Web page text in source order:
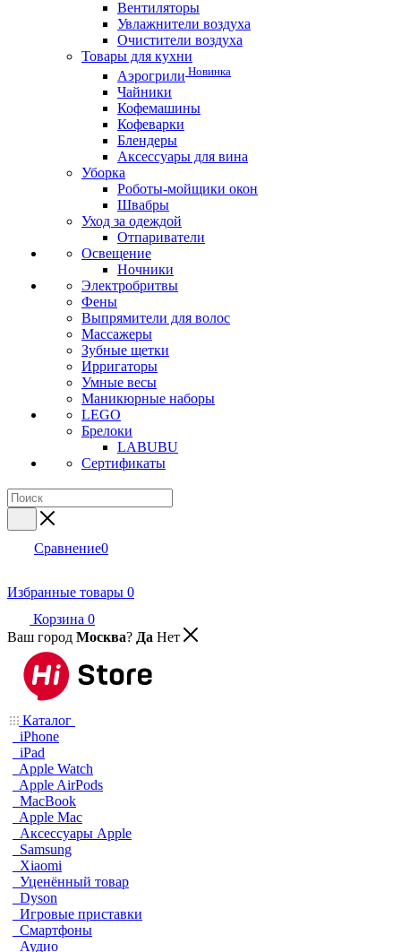
Вентиляторы
Увлажнители воздуха
Очистители воздуха
Товары для кухни
Аэрогрили Новинка
Чайники
Кофемашины
Кофеварки
Блендеры
Аксессуары для вина
Уборка
Роботы-мойщики окон
Швабры
Уход за одеждой
Отпариватели
Освещение
Ночники
Электробритвы
Фены
Выпрямители для волос
Массажеры
Зубные щетки
Ирригаторы
Умные весы
Маникюрные наборы
LEGO
Брелоки
LABUBU
Сертификаты
Сравнение0
Избранные товары 0
Корзина 0
Ваш город Москва? Да Нет
Каталог
iPhone
iPad
Apple Watch
Apple AirPods
MacBook
Apple Mac
Аксессуары Apple
Samsung
Xiaomi
Уценённый товар
Dyson
Игровые приставки
Смартфоны
Аудио